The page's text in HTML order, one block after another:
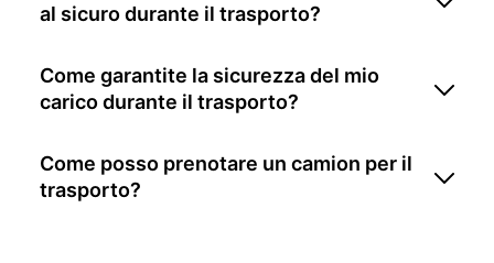
al sicuro durante il trasporto?
Come garantite la sicurezza del mio
carico durante il trasporto?
Come posso prenotare un camion per il
trasporto?